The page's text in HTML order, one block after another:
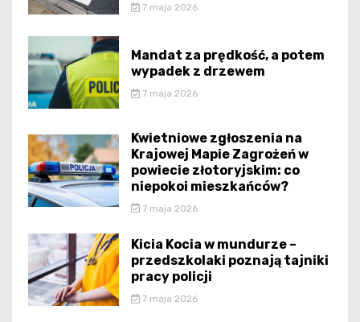
7 maja 2026
Mandat za prędkość, a potem
wypadek z drzewem
7 maja 2026
Kwietniowe zgłoszenia na
Krajowej Mapie Zagrożeń w
powiecie złotoryjskim: co
niepokoi mieszkańców?
7 maja 2026
Kicia Kocia w mundurze –
przedszkolaki poznają tajniki
pracy policji
7 maja 2026